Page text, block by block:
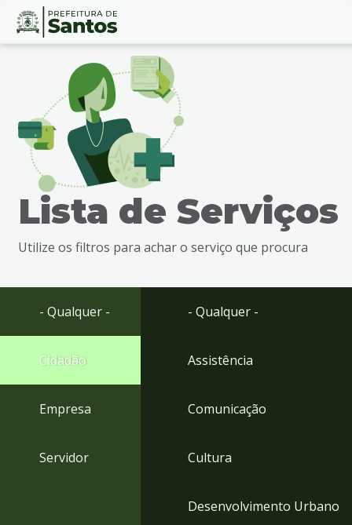
Ir
busca
Ir
rodapé
Conteúdo
Lista de Serviços
Utilize os filtros para achar o serviço que procura
- Qualquer -
Cidadão
Empresa
Servidor
- Qualquer -
Assistência
Comunicação
Cultura
Desenvolvimento Urbano